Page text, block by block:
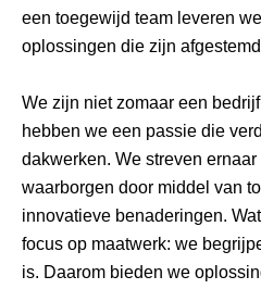
een toegewijd team leveren
oplossingen die zijn
We zijn niet zomaar een
hebben we een passie die
dakwerken. We streven
waarborgen door middel van
innovatieve benaderingen.
focus op maatwerk: we
is. Daarom bieden we